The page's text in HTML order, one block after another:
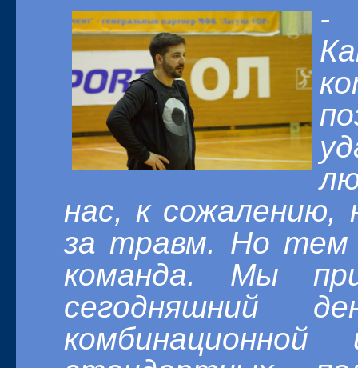
-
нас, к сожалению,
за травм. Но тем
команда. Мы
сегодняшний